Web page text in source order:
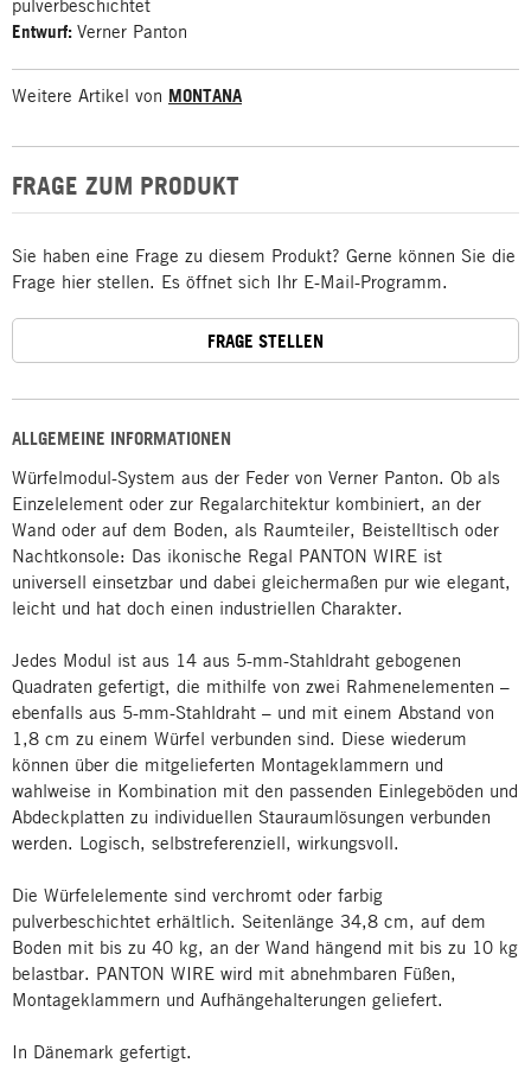
ALLGEMEINE INFORMATIONEN
Würfelmodul-System aus der Feder von Verner Panton. Ob als
Einzelelement oder zur Regalarchitektur kombiniert, an der
Wand oder auf dem Boden, als Raumteiler, Beistelltisch oder
Nachtkonsole: Das ikonische Regal PANTON WIRE ist
universell einsetzbar und dabei gleichermaßen pur wie elegant,
leicht und hat doch einen industriellen Charakter.
Jedes Modul ist aus 14 aus 5-mm-Stahldraht gebogenen
Quadraten gefertigt, die mithilfe von zwei Rahmenelementen –
ebenfalls aus 5-mm-Stahldraht – und mit einem Abstand von
1,8 cm zu einem Würfel verbunden sind. Diese wiederum
können über die mitgelieferten Montageklammern und
wahlweise in Kombination mit den passenden Einlegeböden und
Abdeckplatten zu individuellen Stauraumlösungen verbunden
werden. Logisch, selbstreferenziell, wirkungsvoll.
Die Würfelelemente sind verchromt oder farbig
pulverbeschichtet erhältlich. Seitenlänge 34,8 cm, auf dem
Boden mit bis zu 40 kg, an der Wand hängend mit bis zu 10 kg
belastbar. PANTON WIRE wird mit abnehmbaren Füßen,
Montageklammern und Aufhängehalterungen geliefert.
In Dänemark gefertigt.
pulverbeschichtet
Entwurf: Verner Panton
Weitere Artikel von MONTANA
FRAGE ZUM PRODUKT
Sie haben eine Frage zu diesem Produkt? Gerne können Sie die
Frage hier stellen. Es öffnet sich Ihr E-Mail-Programm.
FRAGE STELLEN